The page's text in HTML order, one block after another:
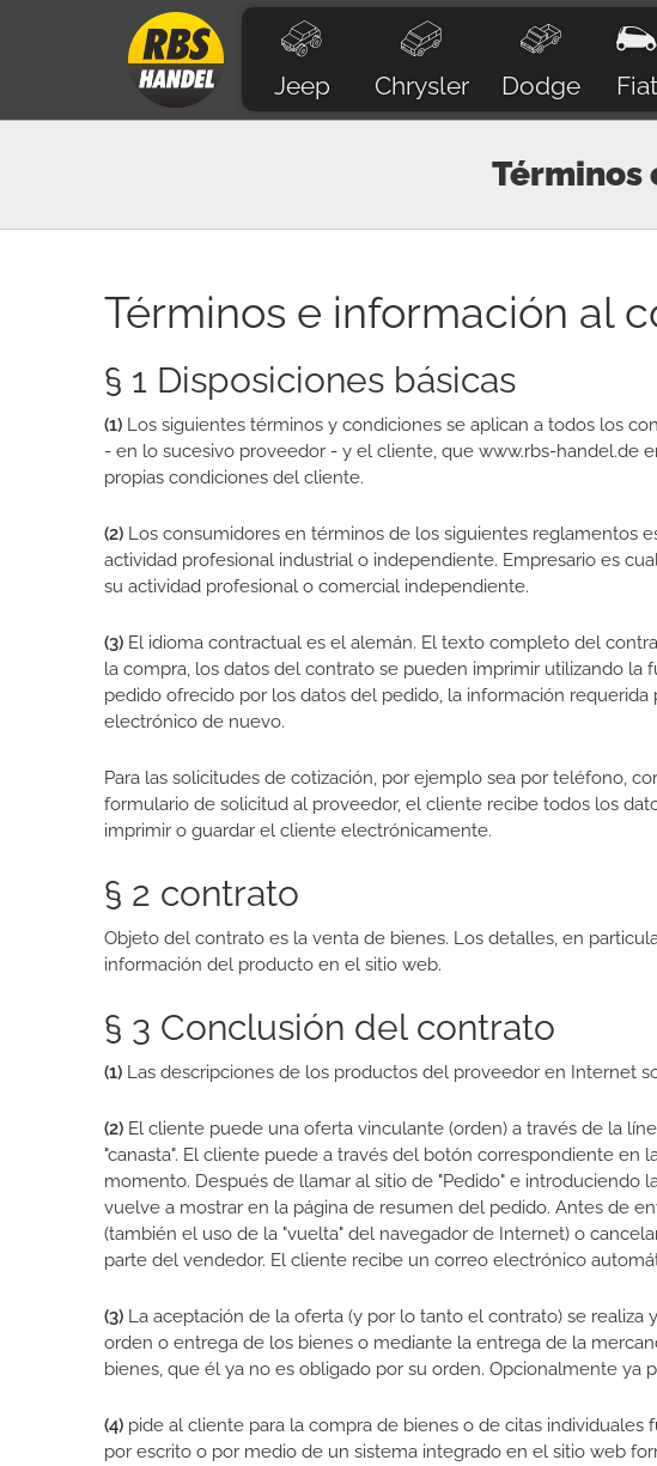
Jeep Chrysler Dodge Fiat
Términos
Términos e información al
§ 1 Disposiciones básicas
(1) Los siguientes términos y condiciones se aplican a todos los
- en lo sucesivo proveedor - y el cliente, que www.rbs-handel.de
propias condiciones del cliente.
(2) Los consumidores en términos de los siguientes reglamentos
actividad profesional industrial o independiente. Empresario es
su actividad profesional o comercial independiente.
(3) El idioma contractual es el alemán. El texto completo del
la compra, los datos del contrato se pueden imprimir utilizando
pedido ofrecido por los datos del pedido, la información
electrónico de nuevo.
Para las solicitudes de cotización, por ejemplo sea ​​por teléfono,
formulario de solicitud al proveedor, el cliente recibe todos los
imprimir o guardar el cliente electrónicamente.
§ 2 contrato
Objeto del contrato es la venta de bienes. Los detalles, en
información del producto en el sitio web.
§ 3 Conclusión del contrato
(1) Las descripciones de los productos del proveedor en Internet
(2) El cliente puede una oferta vinculante (orden) a través de la
"canasta". El cliente puede a través del botón correspondiente en
momento. Después de llamar al sitio de "Pedido" e
vuelve a mostrar en la página de resumen del pedido. Antes de
(también el uso de la "vuelta" del navegador de Internet) o
parte del vendedor. El cliente recibe un correo electrónico
(3) La aceptación de la oferta (y por lo tanto el contrato) se
orden o entrega de los bienes o mediante la entrega de la
bienes, que él ya no es obligado por su orden. Opcionalmente ya
(4) pide al cliente para la compra de bienes o de citas
por escrito o por medio de un sistema integrado en el sitio web